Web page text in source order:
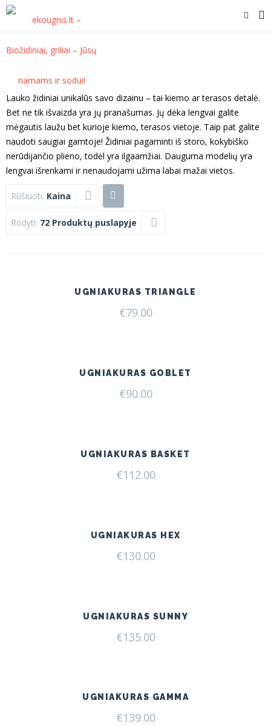
Lauko židiniai unikalūs savo dizainu – tai kiemo ar terasos detalė.
Bet ne tik išvaizda yra jų pranašumas. Jų dėka lengvai galite
mėgautis laužu bet kurioje kiemo, terasos vietoje. Taip pat galite
naudoti saugiai gamtoje! Židiniai pagaminti iš storo, kokybiško
nerūdijančio plieno, todėl yra ilgaamžiai. Dauguma modelių yra
lengvai išrenkami ir nenaudojami užima labai mažai vietos.
Rūšiuoti: Kaina
Rodyti: 72 Produktų puslapyje
UGNIAKURAS TRIANGLE
€79.00
UGNIAKURAS GOBLET
€90.00
UGNIAKURAS BASKET
€112.00
UGNIAKURAS HEX
€130.00
UGNIAKURAS SUNNY
€135.00
UGNIAKURAS GAMMA
€139.00